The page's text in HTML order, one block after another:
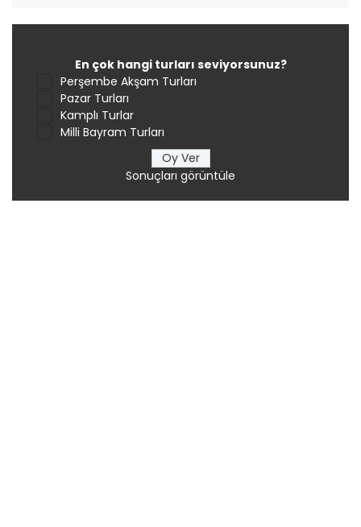
En çok hangi turları seviyorsunuz?
Perşembe Akşam Turları
Pazar Turları
Kamplı Turlar
Milli Bayram Turları
Sonuçları görüntüle